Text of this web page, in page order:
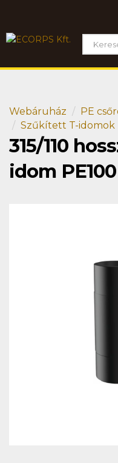
Webáruház PE
Szűkített T-idomok
315/110
idom PE100